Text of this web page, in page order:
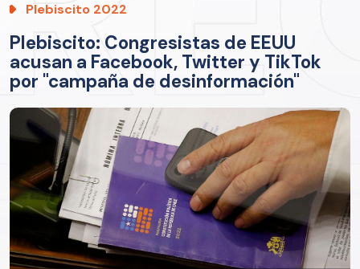
Plebiscito 2022
Plebiscito: Congresistas de EEUU
acusan a Facebook, Twitter y TikTok
por "campaña de desinformación"